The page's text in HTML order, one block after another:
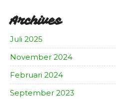
Archives
Juli 2025
November 2024
Februari 2024
September 2023